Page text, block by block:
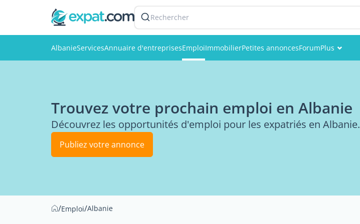
Rechercher
AlbanieServicesAnnuaire d'entreprisesEmploiImmobilierPetites annoncesForumPlus
Photos
Trouvez votre prochain emploi en Albanie
Découvrez les opportunités d'emploi pour les expatriés en Albanie.
Publiez votre annonce
/Emploi/Albanie